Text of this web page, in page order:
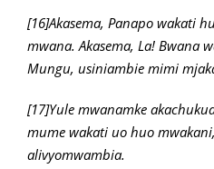
[16]Akasema, Panapo wakati
mwana. Akasema, La! Bwana
Mungu, usiniambie mimi
[17]Yule mwanamke
mume wakati uo huo
alivyomwambia.